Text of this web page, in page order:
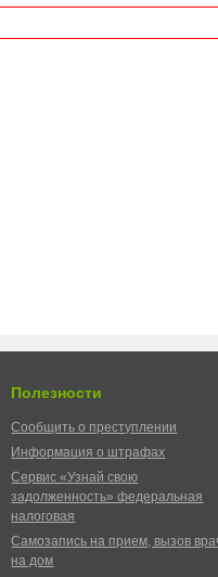
Полезности
Сообщить о преступлении
Информация о штрафах
Сервис «Узнай свою
задолженность» федеральная
налоговая
Самозапись на прием, вызов
на дом